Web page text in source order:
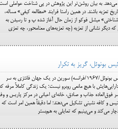
به بیان روشن‌تر این پژوهش در پی شناخت عواملی
تعزیه باشند. در همین راستا فرایند «مطالعه کیفی» مساله،
شناختی» میشل فوکو از زمان حال آغاز شده پ و تا رسیدن به
دیگر نشانی از تعزیه (چه تعزیه‌های معنامحور، چه تعزی
بونوئل، گریز به تکرار
در فیلم زیبای روز (لوئیس بونوئل/1967/فرانسه) سورین در یک جهان فانتزی به سر
با هیچ مانعی روبرو نیست؛ یک زندگی کاملاً مرفه
جذاب و صادق، خانه‌ای اعیانی در مرکز پاریس و
و کافه نشینی تشکیل می‌دهند؛ اما دقیقاً همین امر است که
می‌کند و می‌بینیم که تمایلی به هم‌بستر